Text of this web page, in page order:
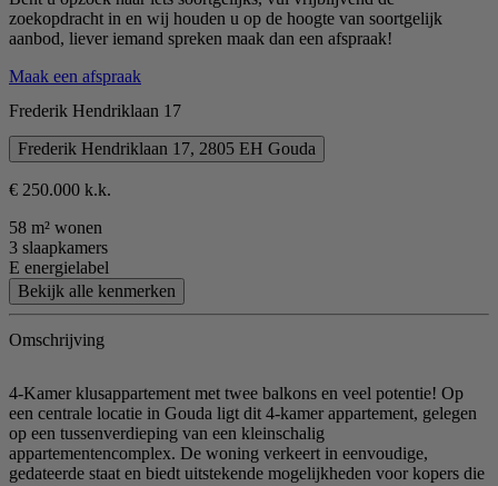
zoekopdracht in en wij houden u op de hoogte van soortgelijk
aanbod, liever iemand spreken maak dan een afspraak!
Maak een afspraak
Frederik Hendriklaan 17
Frederik Hendriklaan 17, 2805 EH Gouda
€ 250.000 k.k.
58 m² wonen
3 slaapkamers
E energielabel
Bekijk alle kenmerken
Omschrijving
4-Kamer klusappartement met twee balkons en veel potentie! Op
een centrale locatie in Gouda ligt dit 4-kamer appartement, gelegen
op een tussenverdieping van een kleinschalig
appartementencomplex. De woning verkeert in eenvoudige,
gedateerde staat en biedt uitstekende mogelijkheden voor kopers die